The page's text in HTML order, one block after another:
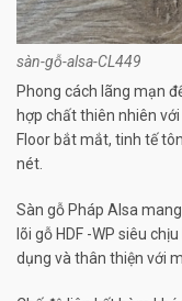
sàn-gỗ-alsa-CL449
Phong cách lãng mạn
hợp chất thiên nhiên
Floor bắt mắt, tinh tế
nét.
Sàn gỗ Pháp Alsa
lõi gỗ HDF -WP siêu
dụng và thân thiện với